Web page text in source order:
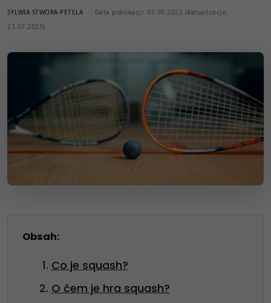
SYLWIA STWORA-PETELA
Data publikacji: 05.09.2022 (Aktualizacja:
23.07.2025)
Obsah:
Co je squash?
O čem je hra squash?